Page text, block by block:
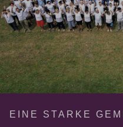
EINE STARKE